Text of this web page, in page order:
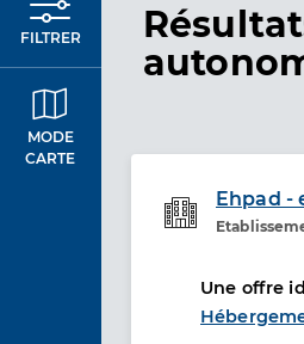
FILTRER
MODE
CARTE
Ehpad -
Une offre